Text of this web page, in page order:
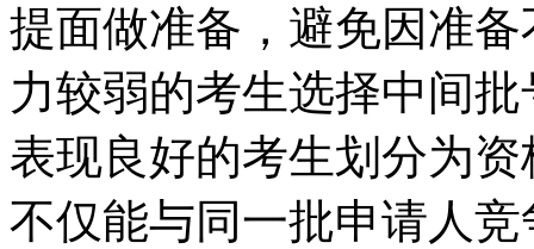
提面做准备，避免因准
力较弱的考生选择中间
表现良好的考生划分为
不仅能与同一批申请人